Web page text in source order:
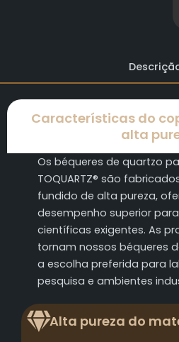
Características do
alta
Os béqueres de quartzo
TOQUARTZ® são
fundido de alta pureza,
desempenho superior
científicas exigentes. As
tornam nossos béqueres
a escolha preferida para
pesquisa e ambientes
Alta pureza do